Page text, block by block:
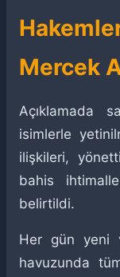
Mercek
Açıklamada
isimlerle
ilişkileri,
bahis
belirtildi.
Her gün yeni
havuzunda